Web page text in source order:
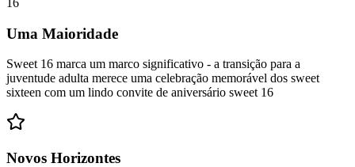
Uma Maioridade
Sweet 16 marca um marco significativo - a transição para a
juventude adulta merece uma celebração memorável dos sweet
sixteen com um lindo convite de aniversário sweet 16
Novos Horizontes